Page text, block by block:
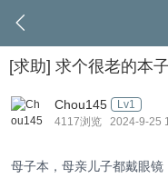
[求助] 求个很老的本子
Chou145
Lv1
4117浏览 2024-9-25
母子本，母亲儿子都戴眼